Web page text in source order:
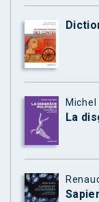
Michel
La